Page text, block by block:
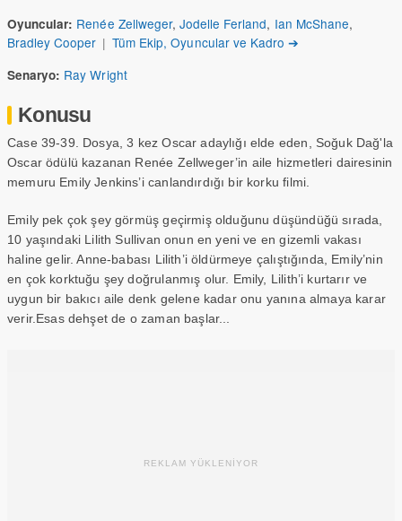
Oyuncular: Renée Zellweger, Jodelle Ferland, Ian McShane,
Bradley Cooper | Tüm Ekip, Oyuncular ve Kadro ➔
Senaryo: Ray Wright
Konusu
Case 39-39. Dosya, 3 kez Oscar adaylığı elde eden, Soğuk Dağ'la
Oscar ödülü kazanan Renée Zellweger’in aile hizmetleri dairesinin
memuru Emily Jenkins’i canlandırdığı bir korku filmi.
Emily pek çok şey görmüş geçirmiş olduğunu düşündüğü sırada,
10 yaşındaki Lilith Sullivan onun en yeni ve en gizemli vakası
haline gelir. Anne-babası Lilith’i öldürmeye çalıştığında, Emily’nin
en çok korktuğu şey doğrulanmış olur. Emily, Lilith’i kurtarır ve
uygun bir bakıcı aile denk gelene kadar onu yanına almaya karar
verir.Esas dehşet de o zaman başlar...
REKLAM YÜKLENİYOR